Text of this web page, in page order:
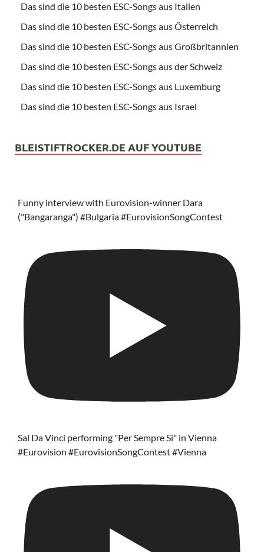
Das sind die 10 besten ESC-Songs aus Italien
Das sind die 10 besten ESC-Songs aus Österreich
Das sind die 10 besten ESC-Songs aus Großbritannien
Das sind die 10 besten ESC-Songs aus der Schweiz
Das sind die 10 besten ESC-Songs aus Luxemburg
Das sind die 10 besten ESC-Songs aus Israel
BLEISTIFTROCKER.DE AUF YOUTUBE
Funny interview with Eurovision-winner Dara
("Bangaranga") #Bulgaria #EurovisionSongContest
Sal Da Vinci performing "Per Sempre Si" in Vienna
#Eurovision #EurovisionSongContest #Vienna